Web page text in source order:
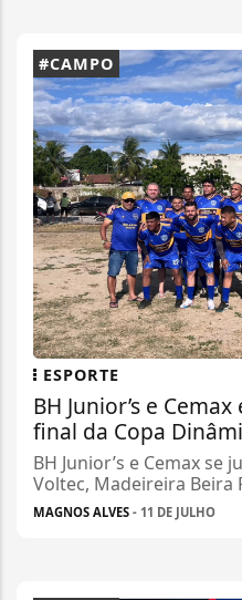
#CAMPO
ESPORTE
BH Junior’s e
final da Copa
BH Junior’s e Cemax se
Voltec, Madeireira Beira
MAGNOS ALVES - 11 DE JULHO